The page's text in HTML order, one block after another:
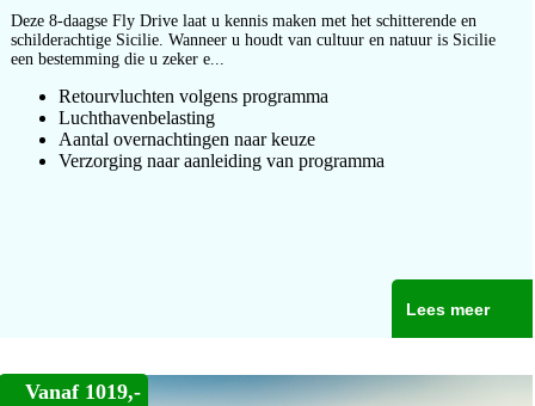
Deze 8-daagse Fly Drive laat u kennis maken met het schitterende en
schilderachtige Sicilie. Wanneer u houdt van cultuur en natuur is Sicilie
een bestemming die u zeker e...
Retourvluchten volgens programma
Luchthavenbelasting
Aantal overnachtingen naar keuze
Verzorging naar aanleiding van programma
Lees meer
Vanaf 1019,-